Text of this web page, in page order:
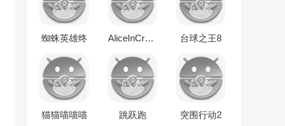
蜘蛛英雄终
AliceInCradle
台球之王8
猫猫喵喵喵 跳跃跑 突围行动2